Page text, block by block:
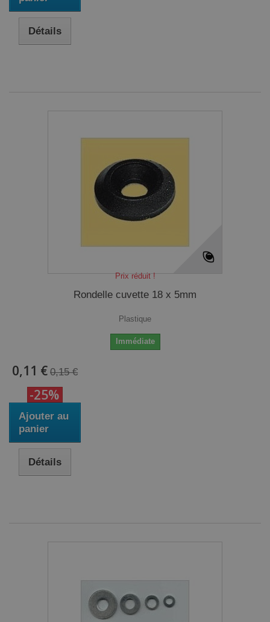
Détails
Prix réduit !
Rondelle cuvette 18 x 5mm
Plastique
Immédiate
0,11 € 0,15 €
-25%
Ajouter au
panier
Détails